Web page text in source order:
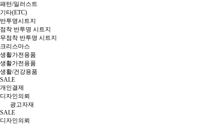
패턴/일러스트
기타(ETC)
반투명시트지
점착 반투명 시트지
무점착 반투명 시트지
크리스마스
생활가전용품
생활가전용품
생활/건강용품
SALE
개인결제
디자인의뢰
광고자재
SALE
디자인의뢰